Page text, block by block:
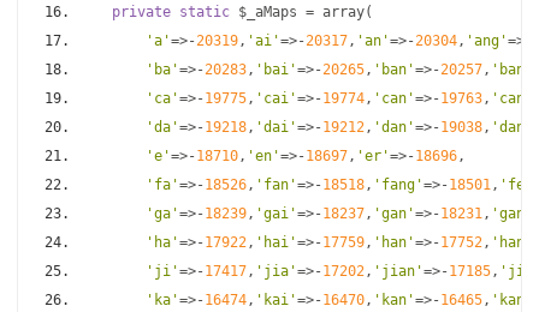
private static $_aMaps = array(
'a'=>-20319, 'ai'=>-20317, 'an'=>-20304, 'ang'=>-
'ba'=>-20283, 'bai'=>-20265, 'ban'=>-20257,
'ca'=>-19775, 'cai'=>-19774, 'can'=>-19763,
'da'=>-19218, 'dai'=>-19212, 'dan'=>-19038,
'e'=>-18710, 'en'=>-18697, 'er'=>-18696,
'fa'=>-18526, 'fan'=>-18518, 'fang'=>-18501,
'ga'=>-18239, 'gai'=>-18237, 'gan'=>-18231,
'ha'=>-17922, 'hai'=>-17759, 'han'=>-17752,
'ji'=>-17417, 'jia'=>-17202, 'jian'=>-17185,
'ka'=>-16474, 'kai'=>-16470, 'kan'=>-16465,